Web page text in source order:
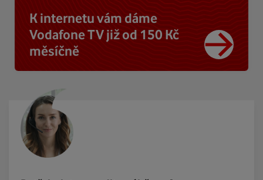
K internetu vám dáme
Vodafone TV již od 150 Kč
měsíčně